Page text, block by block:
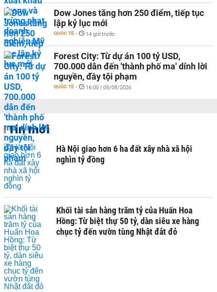
Dow Jones tăng hơn 250 điểm, tiếp tục
lập kỷ lục mới
QUỐC TẾ - 14 giờ trước
Forest City: Từ dự án 100 tỷ USD,
700.000 dân đến 'thành phố ma' dính lời
nguyền, đầy tội phạm
QUỐC TẾ - 16:00 | 05/08/2026
Tin mới
Hà Nội giao hơn 6 ha đất xây nhà xã hội
nghìn tỷ đồng
Khối tài sản hàng trăm tỷ của Huấn Hoa
Hồng: Từ biệt thự 50 tỷ, dàn siêu xe hàng
chục tỷ đến vườn tùng Nhật đắt đỏ